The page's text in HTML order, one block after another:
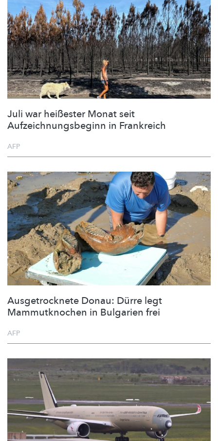
Juli war heißester Monat seit
Aufzeichnungsbeginn in Frankreich
AFP
Ausgetrocknete Donau: Dürre legt
Mammutknochen in Bulgarien frei
AFP